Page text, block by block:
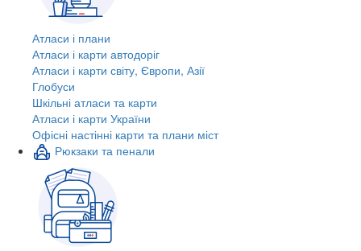
Атласи і плани
Атласи і карти автодоріг
Атласи і карти світу, Європи, Азії
Глобуси
Шкільні атласи та карти
Атласи і карти України
Офісні настінні карти та плани міст
Рюкзаки та пенали